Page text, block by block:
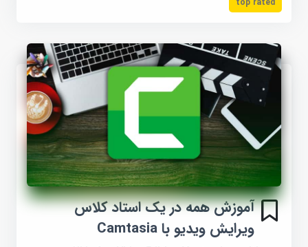
آموزش همه در یک استاد کلاس
ویرایش ویدیو با Camtasia